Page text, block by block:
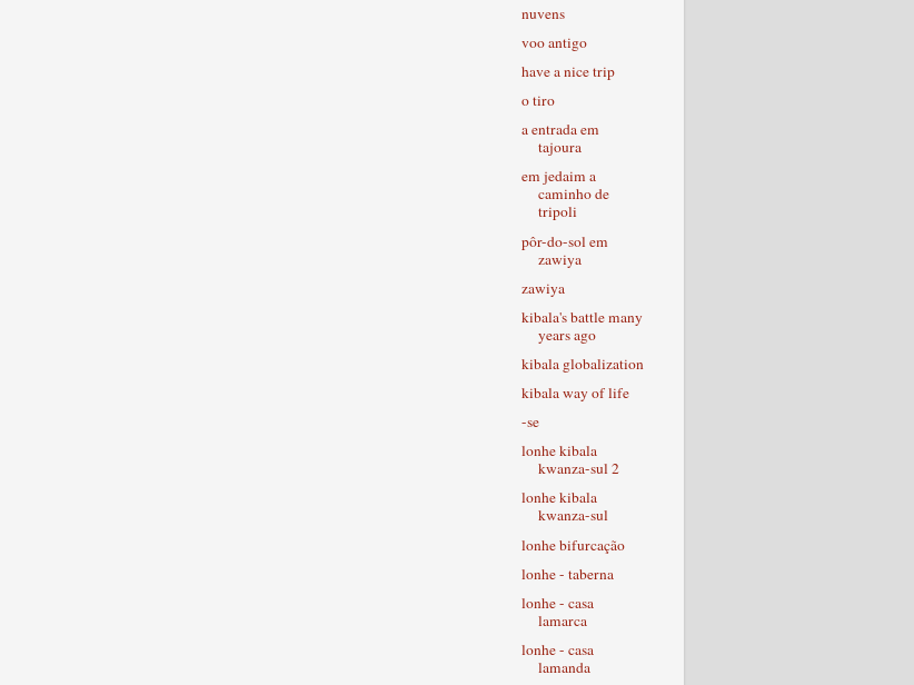
nuvens
voo antigo
have a nice trip
o tiro
a entrada em
tajoura
em jedaim a
caminho de
tripoli
pôr-do-sol em
zawiya
zawiya
kibala's battle many
years ago
kibala globalization
kibala way of life
-se
lonhe kibala
kwanza-sul 2
lonhe kibala
kwanza-sul
lonhe bifurcação
lonhe - taberna
lonhe - casa
lamarca
lonhe - casa
lamanda